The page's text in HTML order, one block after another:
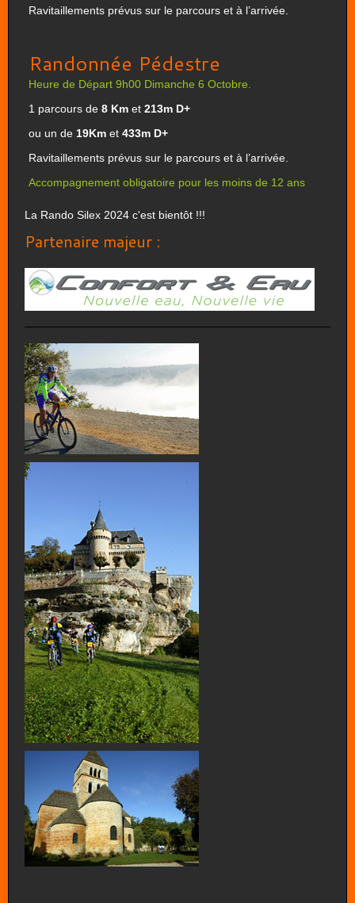
La Rando Silex 2024 c'est bientôt !!!
Partenaire majeur :
Ravitaillements prévus sur le parcours et à l’arrivée.
Randonnée Pédestre
Heure de Départ 9h00 Dimanche 6 Octobre.
1 parcours de 8 Km et 213m D+
ou un de 19Km et 433m D+
Ravitaillements prévus sur le parcours et à l’arrivée.
Accompagnement obligatoire pour les moins de 12 ans